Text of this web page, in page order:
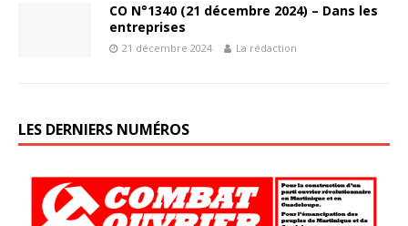
CO N°1340 (21 décembre 2024) – Dans les
entreprises
21 décembre 2024 La rédaction
LES DERNIERS NUMÉROS